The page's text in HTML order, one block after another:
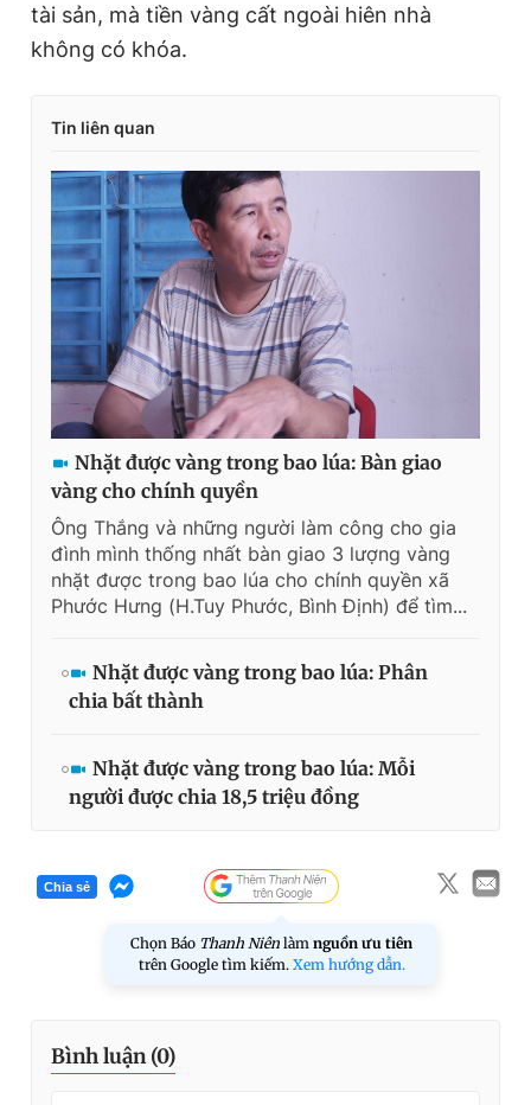
tài sản, mà tiền vàng cất ngoài hiên nhà
không có khóa.
Tin liên quan
Nhặt được vàng trong bao lúa: Bàn giao
vàng cho chính quyền
Ông Thắng và những người làm công cho gia
đình mình thống nhất bàn giao 3 lượng vàng
nhặt được trong bao lúa cho chính quyền xã
Phước Hưng (H.Tuy Phước, Bình Định) để tìm...
Nhặt được vàng trong bao lúa: Phân
chia bất thành
Nhặt được vàng trong bao lúa: Mỗi
người được chia 18,5 triệu đồng
Chia sẻ
Chọn Báo Thanh Niên làm nguồn ưu tiên
trên Google tìm kiếm. Xem hướng dẫn.
Bình luận (0)